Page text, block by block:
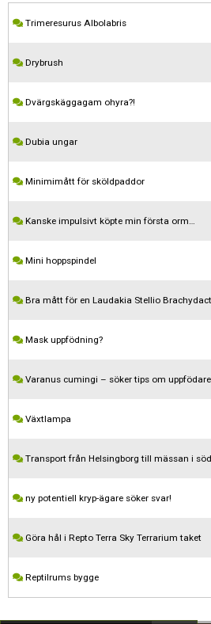
Trimeresurus Albolabris
Drybrush
Dvärgskäggagam ohyra?!
Dubia ungar
Minimimått för sköldpaddor
Kanske impulsivt köpte min första orm…
Mini hoppspindel
Bra mått för en Laudakia Stellio
Mask uppfödning?
Varanus cumingi – söker tips om
Växtlampa
Transport från Helsingborg till mässan i
ny potentiell kryp-ägare söker svar!
Göra hål i Repto Terra Sky Terrarium taket
Reptilrums bygge